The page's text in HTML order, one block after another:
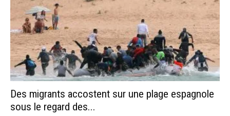
Des migrants accostent sur une plage espagnole
sous le regard des...